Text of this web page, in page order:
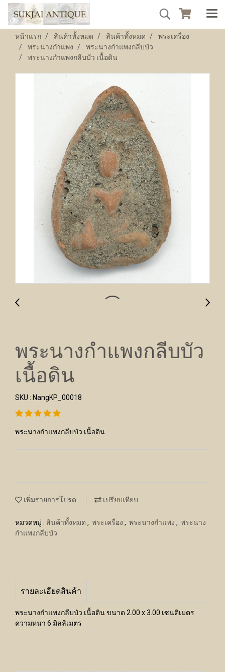
หน้าแรก สินค้าทั้งหมด สินค้าทั้งหมด
พระเครื่อง
พระนางกำแพง
พระนางกำแพงกลีบบัว
พระนางกำแพงกลีบบัว เนื้อดิน
พระนางกำแพงกลีบบัว
เนื้อดิน
SKU : NangKP_00018
พระนางกำแพงกลีบบัว เนื้อดิน
เพิ่มรายการโปรด เปรียบเทียบ
หมวดหมู่ : สินค้าทั้งหมด , พระเครื่อง , พระนางกำแพง , พระนาง
กำแพงกลีบบัว
รายละเอียดสินค้า
พระนางกำแพงกลีบบัว เนื้อดิน ขนาด 2.00 x 3.00 เซนติเมตร
ความหนา 6 มิลลิเมตร